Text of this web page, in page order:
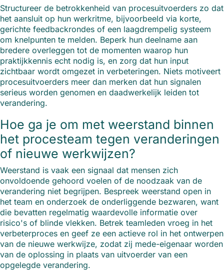
Structureer de betrokkenheid van procesuitvoerders zo dat
het aansluit op hun werkritme, bijvoorbeeld via korte,
gerichte feedbackrondes of een laagdrempelig systeem
om knelpunten te melden. Beperk hun deelname aan
bredere overleggen tot de momenten waarop hun
praktijkkennis echt nodig is, en zorg dat hun input
zichtbaar wordt omgezet in verbeteringen. Niets motiveert
procesuitvoerders meer dan merken dat hun signalen
serieus worden genomen en daadwerkelijk leiden tot
verandering.
Hoe ga je om met weerstand binnen
het procesteam tegen veranderingen
of nieuwe werkwijzen?
Weerstand is vaak een signaal dat mensen zich
onvoldoende gehoord voelen of de noodzaak van de
verandering niet begrijpen. Bespreek weerstand open in
het team en onderzoek de onderliggende bezwaren, want
die bevatten regelmatig waardevolle informatie over
risico's of blinde vlekken. Betrek teamleden vroeg in het
verbeterproces en geef ze een actieve rol in het ontwerpen
van de nieuwe werkwijze, zodat zij mede-eigenaar worden
van de oplossing in plaats van uitvoerder van een
opgelegde verandering.